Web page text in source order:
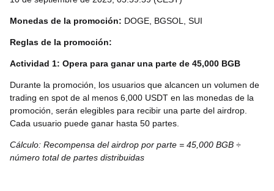
Monedas de la promoción: DOGE, BGSOL, SUI
Reglas de la promoción:
Actividad 1: Opera para ganar una parte de 45,000 BGB
Durante la promoción, los usuarios que alcancen un volumen de
trading en spot de al menos 6,000 USDT en las monedas de la
promoción, serán elegibles para recibir una parte del airdrop.
Cada usuario puede ganar hasta 50 partes.
Cálculo: Recompensa del airdrop por parte = 45,000 BGB ÷
número total de partes distribuidas